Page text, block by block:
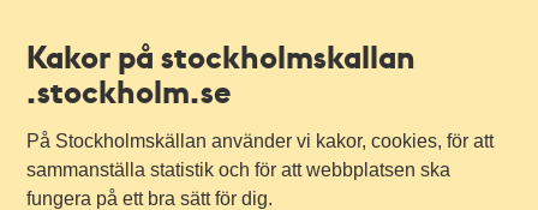
Kakor på stockholmskallan
.stockholm.se
På Stockholmskällan använder vi kakor, cookies, för att
sammanställa statistik och för att webbplatsen ska
fungera på ett bra sätt för dig.